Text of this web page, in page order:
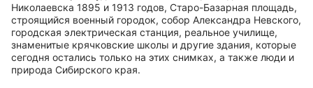
Николаевска 1895 и 1913 годов, Старо-Базарная площадь,
строящийся военный городок, собор Александра Невского,
городская электрическая станция, реальное училище,
знаменитые крячковские школы и другие здания, которые
сегодня остались только на этих снимках, а также люди и
природа Сибирского края.